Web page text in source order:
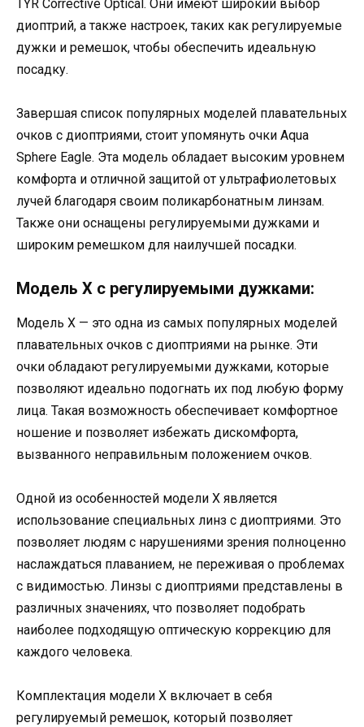
TYR Corrective Optical. Они имеют широкий выбор
диоптрий, а также настроек, таких как регулируемые
дужки и ремешок, чтобы обеспечить идеальную
посадку.
Завершая список популярных моделей плавательных
очков с диоптриями, стоит упомянуть очки Aqua
Sphere Eagle. Эта модель обладает высоким уровнем
комфорта и отличной защитой от ультрафиолетовых
лучей благодаря своим поликарбонатным линзам.
Также они оснащены регулируемыми дужками и
широким ремешком для наилучшей посадки.
Модель X с регулируемыми дужками:
Модель X — это одна из самых популярных моделей
плавательных очков с диоптриями на рынке. Эти
очки обладают регулируемыми дужками, которые
позволяют идеально подогнать их под любую форму
лица. Такая возможность обеспечивает комфортное
ношение и позволяет избежать дискомфорта,
вызванного неправильным положением очков.
Одной из особенностей модели X является
использование специальных линз с диоптриями. Это
позволяет людям с нарушениями зрения полноценно
наслаждаться плаванием, не переживая о проблемах
с видимостью. Линзы с диоптриями представлены в
различных значениях, что позволяет подобрать
наиболее подходящую оптическую коррекцию для
каждого человека.
Комплектация модели X включает в себя
регулируемый ремешок, который позволяет